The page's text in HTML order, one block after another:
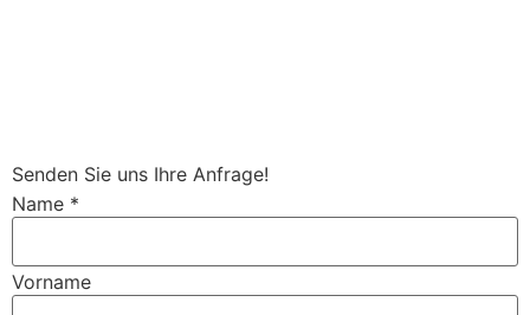
Senden Sie uns Ihre Anfrage!
Name *
Vorname